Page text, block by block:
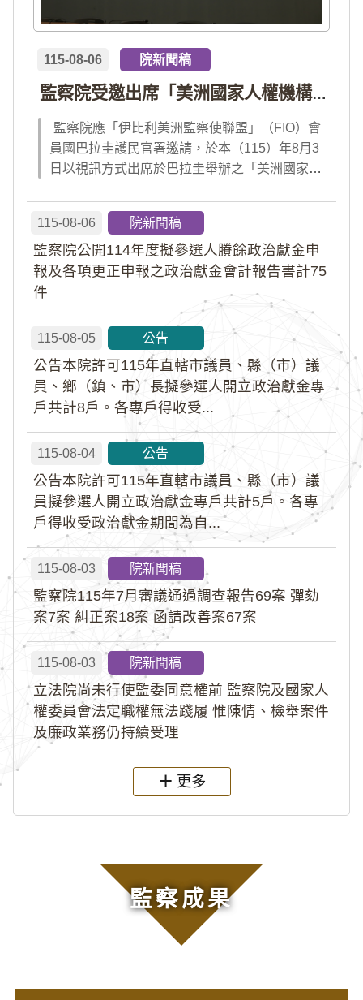
監察院受邀出席「美洲國家人權機構網絡」年會 分享我國氣候災害防治經驗 打造國際永續韌性
115-08-06 院新聞稿
監察院應「伊比利美洲監察使聯盟」（FIO）會
員國巴拉圭護民官署邀請，於本（115）年8月3
日以視訊方式出席於巴拉圭舉辦之「美洲國家人
報告，就美洲地區環境災害、氣候緊急狀態與人
權風險等議題，與拉美地區監察機構、護民官署
及紅十字國際委員會、原住民社區支持組織...
115-08-06 院新聞稿
監察院公開114年度擬參選人賸餘政治獻金申
報及各項更正申報之政治獻金會計報告書計75
件
115-08-05 公告
公告本院許可115年直轄市議員、縣（市）議
員、鄉（鎮、市）長擬參選人開立政治獻金專
戶共計8戶。各專戶得收受...
115-08-04 公告
公告本院許可115年直轄市議員、縣（市）議
員擬參選人開立政治獻金專戶共計5戶。各專
戶得收受政治獻金期間為自...
115-08-03 院新聞稿
監察院115年7月審議通過調查報告69案 彈劾
案7案 糾正案18案 函請改善案67案
115-08-03 院新聞稿
立法院尚未行使監委同意權前 監察院及國家人
權委員會法定職權無法踐履 惟陳情、檢舉案件
及廉政業務仍持續受理
更多
監察成果